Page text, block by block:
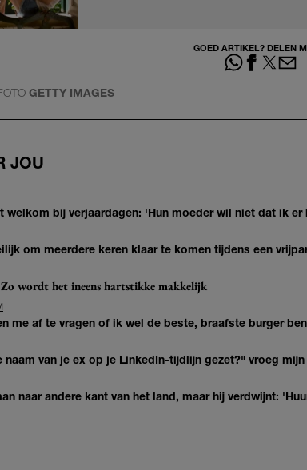
GOED ARTIKEL? DELEN
GETTY IMAGES
JOU
welkom bij verjaardagen: 'Hun moeder wil niet dat ik er
om meerdere keren klaar te komen tijdens een
wordt het ineens hartstikke makkelijk
me af te vragen of ik wel de beste, braafste burger
naam van je ex op je LinkedIn-tijdlijn gezet?" vroeg
naar andere kant van het land, maar hij verdwijnt: